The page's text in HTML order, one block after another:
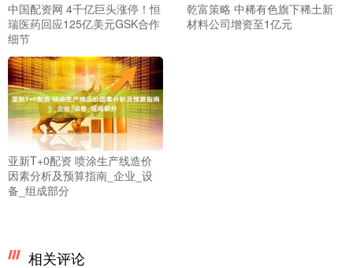
中国配资网 4千亿巨头涨停！恒
瑞医药回应125亿美元GSK合作
细节
乾富策略 中稀有色旗下稀土新
材料公司增资至1亿元
亚新T+0配资 喷涂生产线造价
因素分析及预算指南_企业_设
备_组成部分
相关评论